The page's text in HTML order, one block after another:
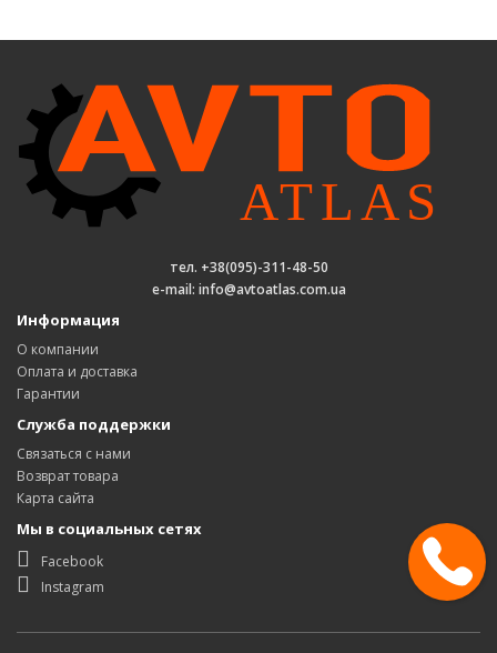
тел. +38(095)-311-48-50
e-mail: info@avtoatlas.com.ua
Информация
О компании
Оплата и доставка
Гарантии
Служба поддержки
Связаться с нами
Возврат товара
Карта сайта
Мы в социальных сетях
Facebook
Instagram